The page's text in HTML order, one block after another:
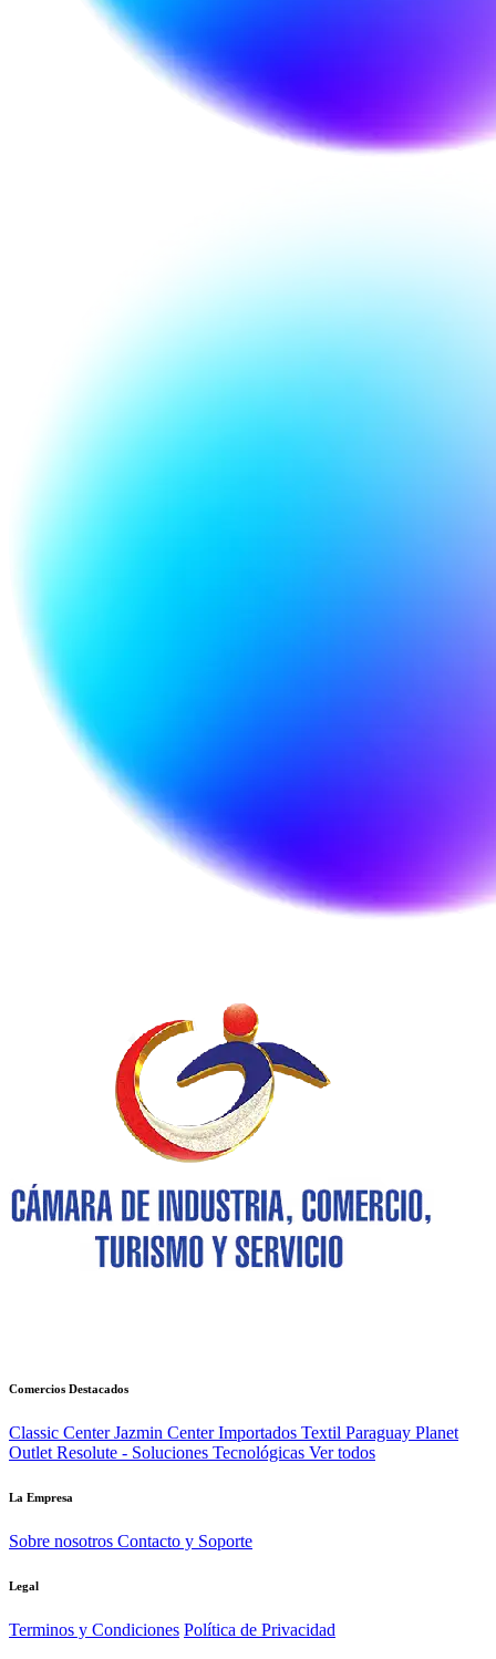
Comercios Destacados
Classic CenterJazmin Center Importados Textil Paraguay Planet
Outlet Resolute - Soluciones Tecnológicas Ver todos
La Empresa
Sobre nosotros Contacto y Soporte
Legal
Terminos y Condiciones Política de Privacidad